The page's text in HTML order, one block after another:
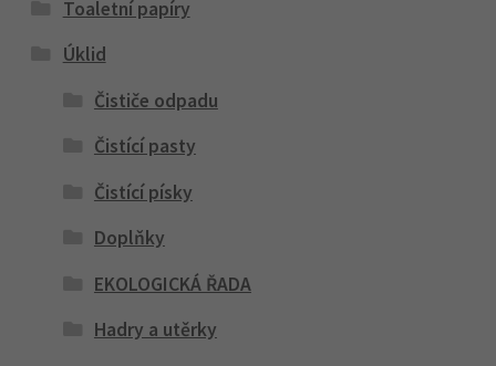
Toaletní papíry
Úklid
Čističe odpadu
Čistící pasty
Čistící písky
Doplňky
EKOLOGICKÁ ŘADA
Hadry a utěrky